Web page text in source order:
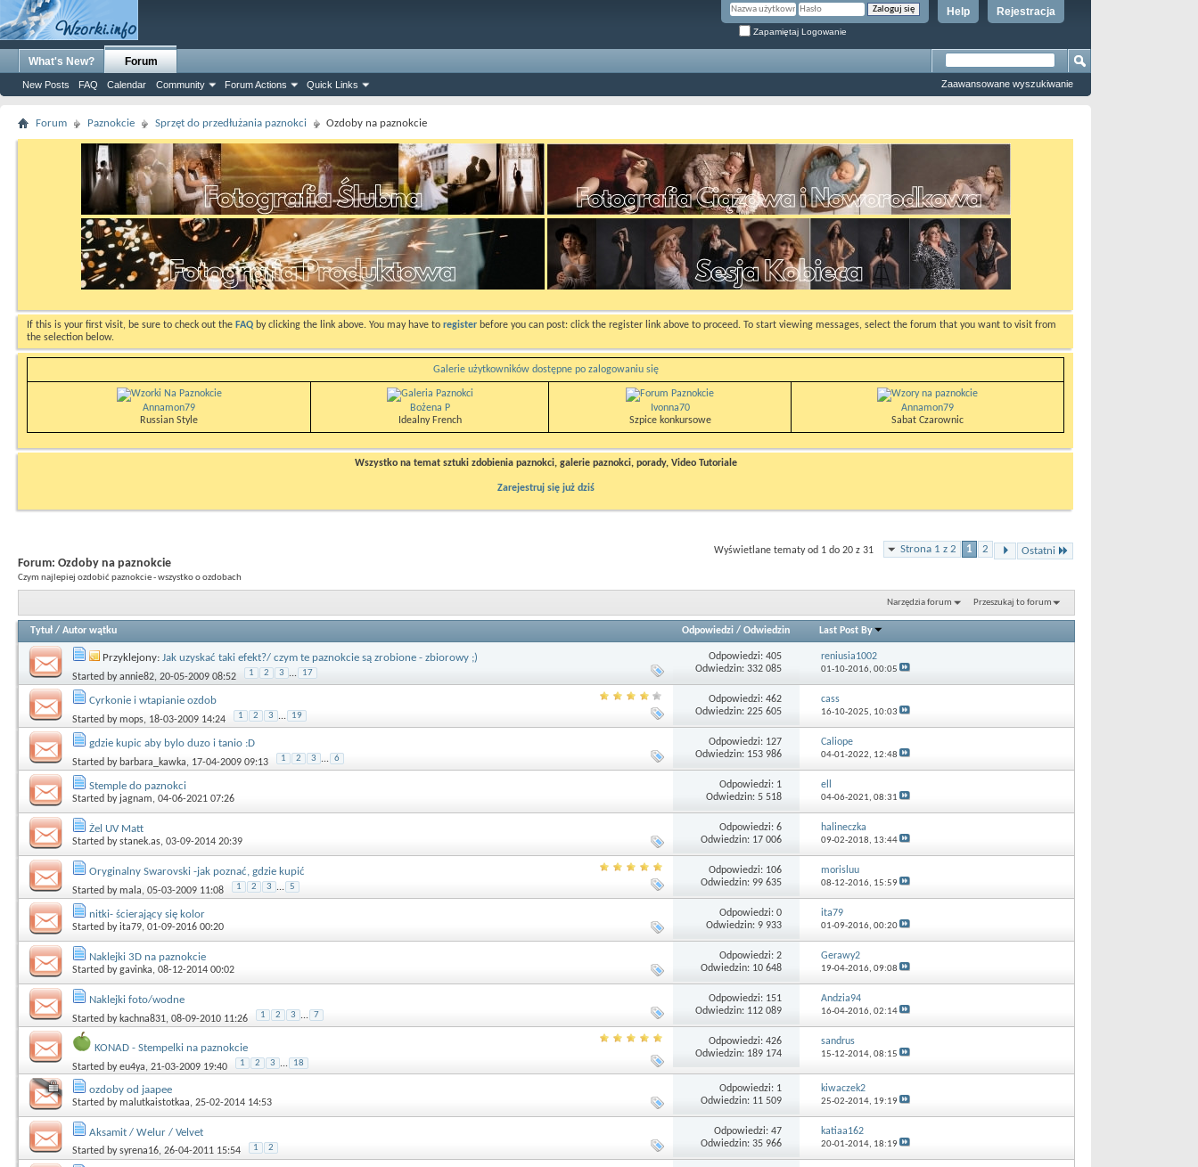
Rejestracja
Help
Zapamiętaj Logowanie
What's New? Forum
New Posts FAQ Calendar Community Forum Actions Quick Links Zaawansowane wyszukiwanie
Forum Paznokcie Sprzęt do przedłużania paznokci Ozdoby na paznokcie
If this is your first visit, be sure to check out the FAQ by clicking the link above. You may have to register before you can post: click the register link above to proceed. To start viewing messages, select the forum that you want to visit from
the selection below.
Galerie użytkowników dostępne po zalogowaniu się
Annamon79
Russian Style
Bożena P
Idealny French
Ivonna70
Szpice konkursowe
Annamon79
Sabat Czarownic
Wszystko na temat sztuki zdobienia paznokci, galerie paznokci, porady, Video Tutoriale
Zarejestruj się już dziś
Strona 1 z 2 1 2 Ostatni
Wyświetlane tematy od 1 do 20 z 31
Forum: Ozdoby na paznokcie
Czym najlepiej ozdobić paznokcie - wszystko o ozdobach
Narzędzia forum Przeszukaj to forum
Tytuł / Autor wątku Odpowiedzi/ Odwiedzin Last Post By
Przyklejony: Jak uzyskać taki efekt?/ czym te paznokcie są zrobione - zbiorowy ;)
Started byannie82, 20-05-2009 08:52 1 2 3 ... 17
Odpowiedzi: 405
Odwiedzin: 332 085
reniusia1002
01-10-2016, 00:05
Cyrkonie i wtapianie ozdob
Started bymops, 18-03-2009 14:24 1 2 3 ... 19
Odpowiedzi: 462
Odwiedzin: 225 605
cass
16-10-2025, 10:03
gdzie kupic aby bylo duzo i tanio :D
Started by barbara_kawka, 17-04-2009 09:13 1 2 3 ... 6
Odpowiedzi: 127
Odwiedzin: 153 986
Caliope
04-01-2022, 12:48
Stemple do paznokci
Started by jagnam, 04-06-2021 07:26
Odpowiedzi: 1
Odwiedzin: 5 518
ell
04-06-2021, 08:31
Żel UV Matt
Started bystanek.as, 03-09-2014 20:39
Odpowiedzi: 6
Odwiedzin: 17 006
halineczka
09-02-2018, 13:44
Oryginalny Swarovski -jak poznać, gdzie kupić
Started bymala, 05-03-2009 11:08 1 2 3 ... 5
Odpowiedzi: 106
Odwiedzin: 99 635
morisluu
08-12-2016, 15:59
nitki- ścierający się kolor
Started byita79, 01-09-2016 00:20
Odpowiedzi: 0
Odwiedzin: 9 933
ita79
01-09-2016, 00:20
Naklejki 3D na paznokcie
Started bygavinka, 08-12-2014 00:02
Odpowiedzi: 2
Odwiedzin: 10 648
Gerawy2
19-04-2016, 09:08
Naklejki foto/wodne
Started by kachna831, 08-09-2010 11:26 1 2 3 ... 7
Odpowiedzi: 151
Odwiedzin: 112 089
Andzia94
16-04-2016, 02:14
KONAD - Stempelki na paznokcie
Started byeu4ya, 21-03-2009 19:40 1 2 3 ... 18
Odpowiedzi: 426
Odwiedzin: 189 174
sandrus
15-12-2014, 08:15
ozdoby od jaapee
Started bymalutkaistotkaa, 25-02-2014 14:53
Odpowiedzi: 1
Odwiedzin: 11 509
kiwaczek2
25-02-2014, 19:19
Aksamit / Welur / Velvet
Started bysyrena16, 26-04-2011 15:54 1 2
Odpowiedzi: 47
Odwiedzin: 35 966
katiaa162
20-01-2014, 18:19